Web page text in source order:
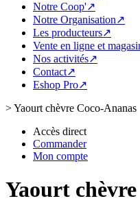
Notre Coop'↗
Notre Organisation↗
Les producteurs↗
Vente en ligne et
Nos activités↗
Contact↗
Eshop Pro↗
>Yaourt chèvre Coco-Ananas
Accès direct
Commander
Mon compte
Yaourt